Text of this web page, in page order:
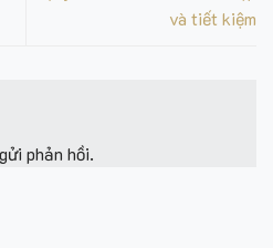
và tiết kiệm
phản hồi.